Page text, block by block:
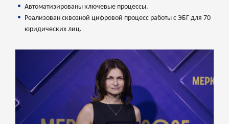
Автоматизированы ключевые процессы.
Реализован сквозной цифровой процесс работы с ЭБГ для 70
юридических лиц.